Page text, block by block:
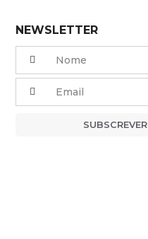
NEWSLETTER
SUBSCREVER